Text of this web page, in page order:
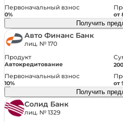
Отделка потолка черного
Комбинированный
Память сиденья водителя
Сиденье водителя с
Передний центральный
Подогрев передних сидений
Вентиляция передних
Электрорегулировка
Регулировка передних
Подогрев задних сидений
Первоначальный взнос
0% от
Получить
Авто Финанс Банк
лиц. № 170
Продукт
Автокредитование
Первоначальный взнос
10% от
Получить
Солид Банк
лиц. № 1329